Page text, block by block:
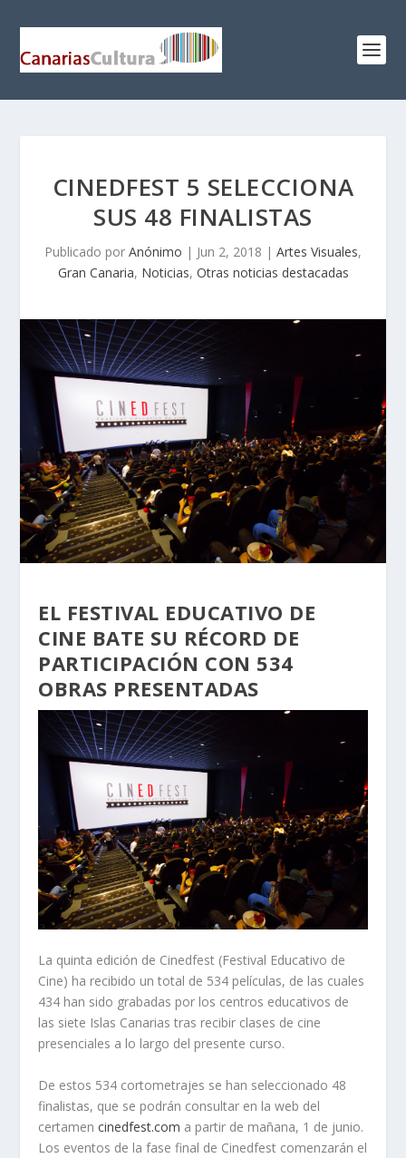
CINEDFEST 5 SELECCIONA
SUS 48 FINALISTAS
Publicado por Anónimo | Jun 2, 2018 | Artes Visuales,
Gran Canaria, Noticias, Otras noticias destacadas
EL FESTIVAL EDUCATIVO DE
CINE BATE SU RÉCORD DE
PARTICIPACIÓN CON 534
OBRAS PRESENTADAS
La quinta edición de Cinedfest (Festival Educativo de
Cine) ha recibido un total de 534 películas, de las cuales
434 han sido grabadas por los centros educativos de
las siete Islas Canarias tras recibir clases de cine
presenciales a lo largo del presente curso.
De estos 534 cortometrajes se han seleccionado 48
finalistas, que se podrán consultar en la web del
certamencinedfest.com a partir de mañana, 1 de junio.
Los eventos de la fase final de Cinedfest comenzarán el